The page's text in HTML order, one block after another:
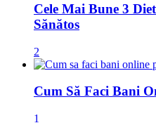
Cele Mai Bune 3
Sănătos
2
Cum Să Faci Bani
1